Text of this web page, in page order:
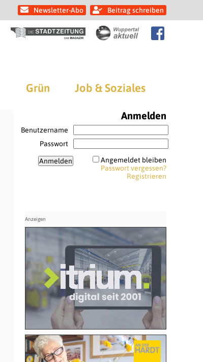
Newsletter-Abo Beitrag schreiben
Grün Job & Soziales
Anmelden
Benutzername
Passwort
Angemeldet bleiben
Passwort vergessen?
Registrieren